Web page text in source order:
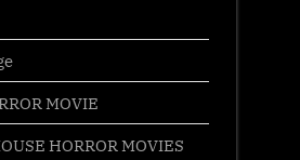
MOVIE
HORROR MOVIES